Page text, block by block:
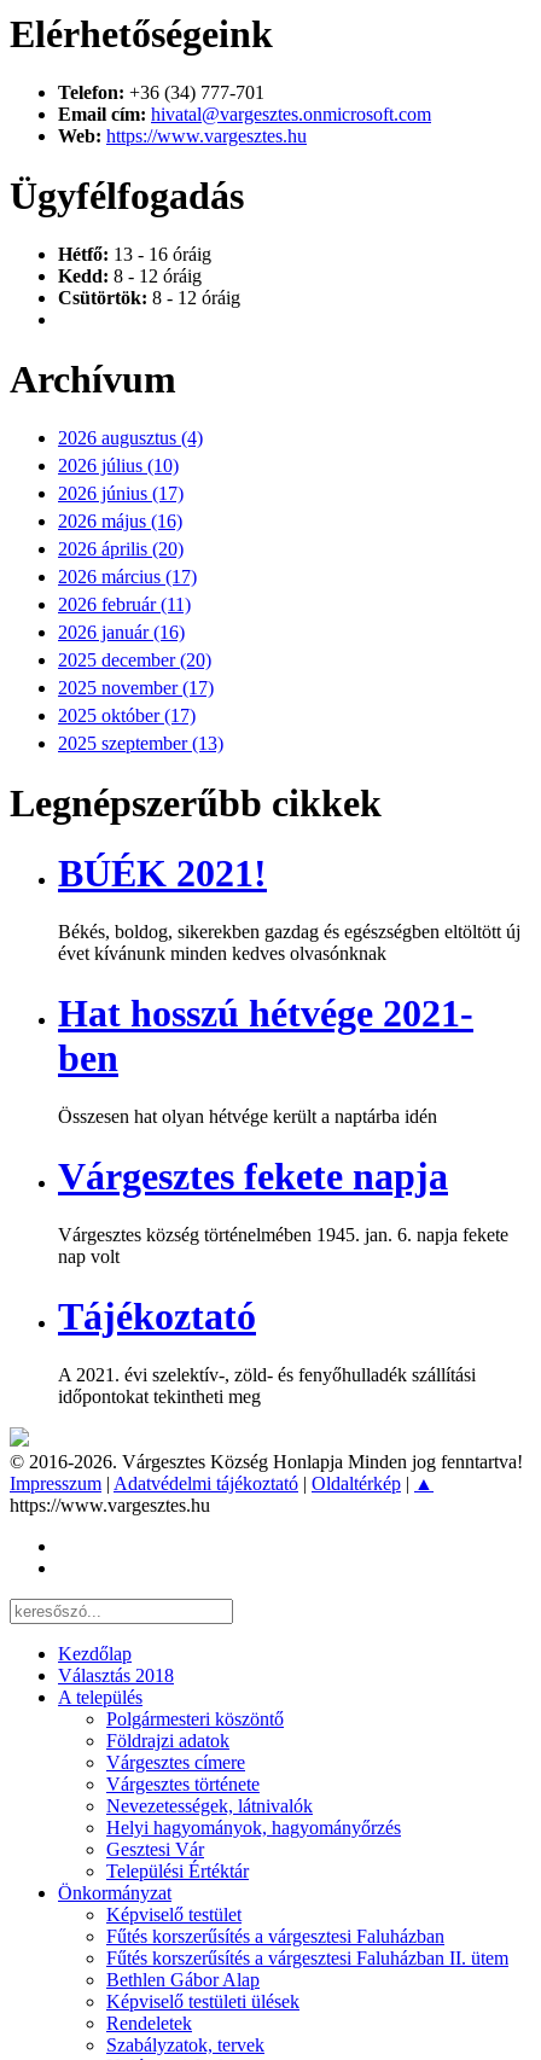
Elérhetőségeink
Telefon: +36 (34) 777-701
Email cím: hivatal@vargesztes.onmicrosoft.com
Web: https://www.vargesztes.hu
Ügyfélfogadás
Hétfő: 13 - 16 óráig
Kedd: 8 - 12 óráig
Csütörtök: 8 - 12 óráig
Archívum
2026 augusztus (4)
2026 július (10)
2026 június (17)
2026 május (16)
2026 április (20)
2026 március (17)
2026 február (11)
2026 január (16)
2025 december (20)
2025 november (17)
2025 október (17)
2025 szeptember (13)
Legnépszerűbb cikkek
BÚÉK 2021!
Békés, boldog, sikerekben gazdag és egészségben eltöltött új
évet kívánunk minden kedves olvasónknak
Hat hosszú hétvége 2021-
ben
Összesen hat olyan hétvége került a naptárba idén
Várgesztes fekete napja
Várgesztes község történelmében 1945. jan. 6. napja fekete
nap volt
Tájékoztató
A 2021. évi szelektív-, zöld- és fenyőhulladék szállítási
időpontokat tekintheti meg
© 2016-2026. Várgesztes Község Honlapja Minden jog fenntartva!
Impresszum | Adatvédelmi tájékoztató | Oldaltérkép | ▲
https://www.vargesztes.hu
Kezdőlap
Választás 2018
A település
Polgármesteri köszöntő
Földrajzi adatok
Várgesztes címere
Várgesztes története
Nevezetességek, látnivalók
Helyi hagyományok, hagyományőrzés
Gesztesi Vár
Települési Értéktár
Önkormányzat
Képviselő testület
Fűtés korszerűsítés a várgesztesi Faluházban
Fűtés korszerűsítés a várgesztesi Faluházban II. ütem
Bethlen Gábor Alap
Képviselő testületi ülések
Rendeletek
Szabályzatok, tervek